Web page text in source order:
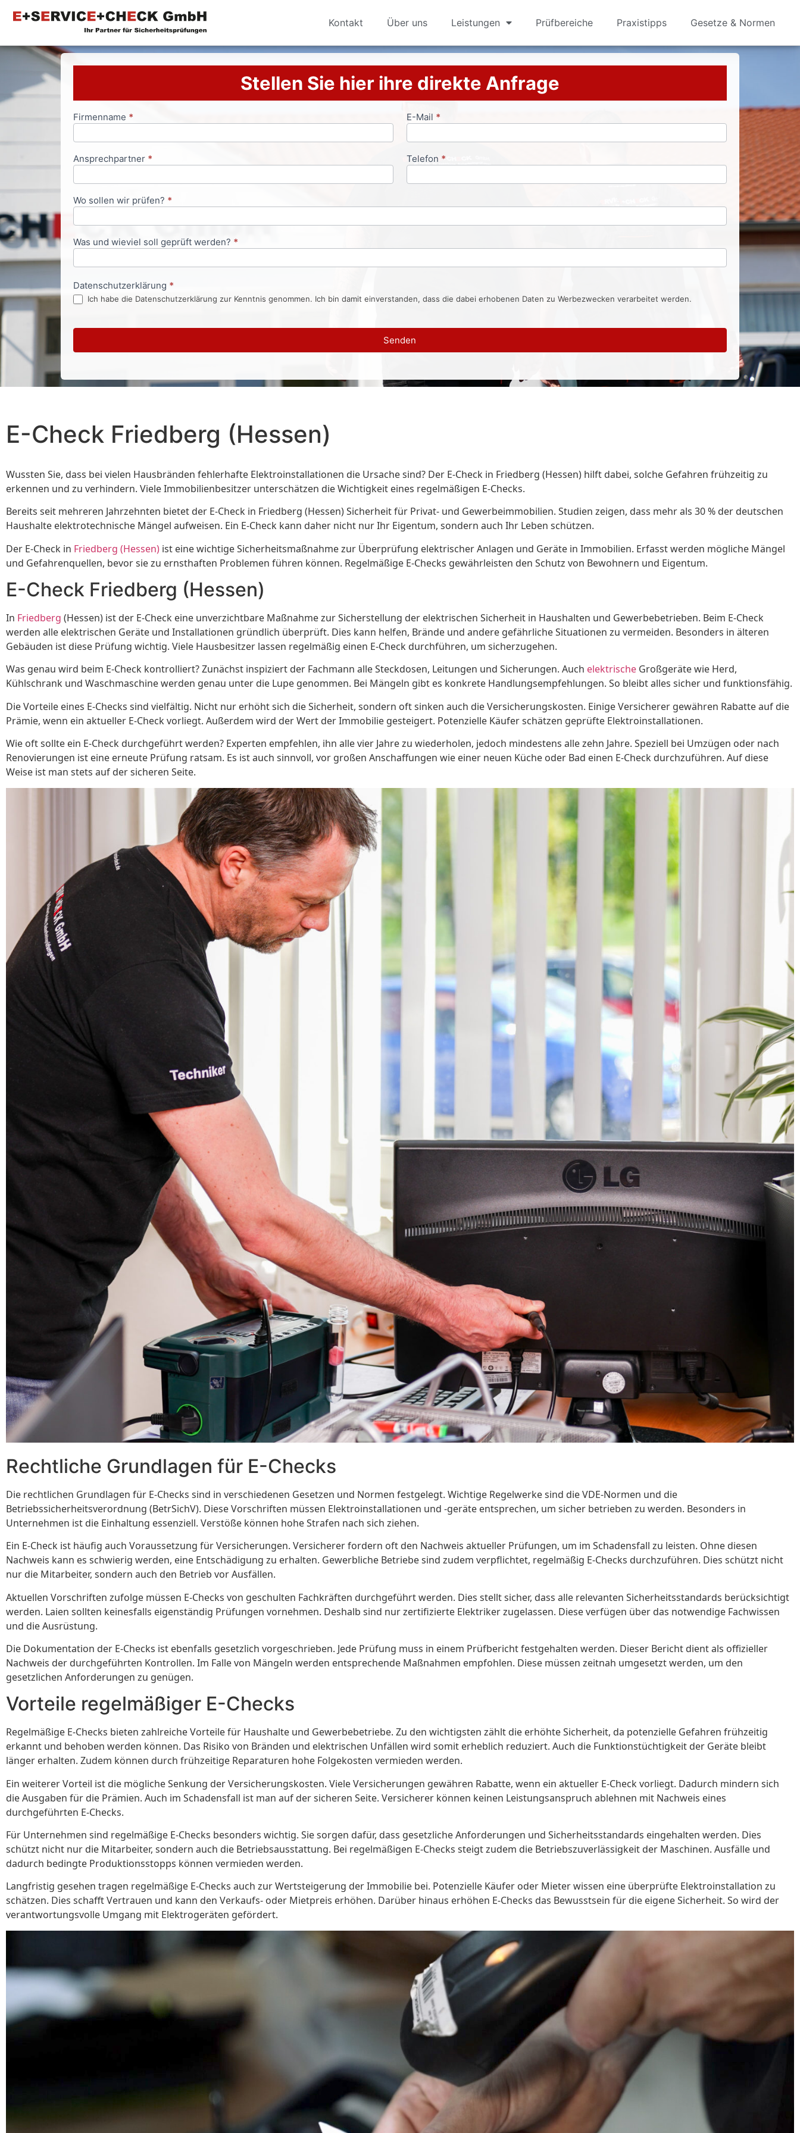
Kontakt Über uns Leistungen Prüfbereiche Praxistipps Gesetze & Normen
Stellen Sie hier ihre direkte Anfrage
Anfrageformular
Firmenname * E-Mail *
Ansprechpartner * Telefon *
Wo sollen wir prüfen? *
Was und wieviel soll geprüft werden? *
Datenschutzerklärung *
Ich habe die Datenschutzerklärung zur Kenntnis genommen. Ich bin damit einverstanden, dass die dabei erhobenen Daten zu Werbezwecken verarbeitet werden.
Senden
E-Check Friedberg (Hessen)
Wussten Sie, dass bei vielen Hausbränden fehlerhafte Elektroinstallationen die Ursache sind? Der E-Check in Friedberg (Hessen) hilft dabei, solche Gefahren frühzeitig zu
erkennen und zu verhindern. Viele Immobilienbesitzer unterschätzen die Wichtigkeit eines regelmäßigen E-Checks.
Bereits seit mehreren Jahrzehnten bietet der E-Check in Friedberg (Hessen) Sicherheit für Privat- und Gewerbeimmobilien. Studien zeigen, dass mehr als 30 % der deutschen
Haushalte elektrotechnische Mängel aufweisen. Ein E-Check kann daher nicht nur Ihr Eigentum, sondern auch Ihr Leben schützen.
Der E-Check in Friedberg (Hessen) ist eine wichtige Sicherheitsmaßnahme zur Überprüfung elektrischer Anlagen und Geräte in Immobilien. Erfasst werden mögliche Mängel
und Gefahrenquellen, bevor sie zu ernsthaften Problemen führen können. Regelmäßige E-Checks gewährleisten den Schutz von Bewohnern und Eigentum.
E-Check Friedberg (Hessen)
In Friedberg (Hessen) ist der E-Check eine unverzichtbare Maßnahme zur Sicherstellung der elektrischen Sicherheit in Haushalten und Gewerbebetrieben. Beim E-Check
werden alle elektrischen Geräte und Installationen gründlich überprüft. Dies kann helfen, Brände und andere gefährliche Situationen zu vermeiden. Besonders in älteren
Gebäuden ist diese Prüfung wichtig. Viele Hausbesitzer lassen regelmäßig einen E-Check durchführen, um sicherzugehen.
Was genau wird beim E-Check kontrolliert? Zunächst inspiziert der Fachmann alle Steckdosen, Leitungen und Sicherungen. Auch elektrische Großgeräte wie Herd,
Kühlschrank und Waschmaschine werden genau unter die Lupe genommen. Bei Mängeln gibt es konkrete Handlungsempfehlungen. So bleibt alles sicher und funktionsfähig.
Die Vorteile eines E-Checks sind vielfältig. Nicht nur erhöht sich die Sicherheit, sondern oft sinken auch die Versicherungskosten. Einige Versicherer gewähren Rabatte auf die
Prämie, wenn ein aktueller E-Check vorliegt. Außerdem wird der Wert der Immobilie gesteigert. Potenzielle Käufer schätzen geprüfte Elektroinstallationen.
Wie oft sollte ein E-Check durchgeführt werden? Experten empfehlen, ihn alle vier Jahre zu wiederholen, jedoch mindestens alle zehn Jahre. Speziell bei Umzügen oder nach
Renovierungen ist eine erneute Prüfung ratsam. Es ist auch sinnvoll, vor großen Anschaffungen wie einer neuen Küche oder Bad einen E-Check durchzuführen. Auf diese
Weise ist man stets auf der sicheren Seite.
Rechtliche Grundlagen für E-Checks
Die rechtlichen Grundlagen für E-Checks sind in verschiedenen Gesetzen und Normen festgelegt. Wichtige Regelwerke sind die VDE-Normen und die
Betriebssicherheitsverordnung (BetrSichV). Diese Vorschriften müssen Elektroinstallationen und -geräte entsprechen, um sicher betrieben zu werden. Besonders in
Unternehmen ist die Einhaltung essenziell. Verstöße können hohe Strafen nach sich ziehen.
Ein E-Check ist häufig auch Voraussetzung für Versicherungen. Versicherer fordern oft den Nachweis aktueller Prüfungen, um im Schadensfall zu leisten. Ohne diesen
Nachweis kann es schwierig werden, eine Entschädigung zu erhalten. Gewerbliche Betriebe sind zudem verpflichtet, regelmäßig E-Checks durchzuführen. Dies schützt nicht
nur die Mitarbeiter, sondern auch den Betrieb vor Ausfällen.
Aktuellen Vorschriften zufolge müssen E-Checks von geschulten Fachkräften durchgeführt werden. Dies stellt sicher, dass alle relevanten Sicherheitsstandards berücksichtigt
werden. Laien sollten keinesfalls eigenständig Prüfungen vornehmen. Deshalb sind nur zertifizierte Elektriker zugelassen. Diese verfügen über das notwendige Fachwissen
und die Ausrüstung.
Die Dokumentation der E-Checks ist ebenfalls gesetzlich vorgeschrieben. Jede Prüfung muss in einem Prüfbericht festgehalten werden. Dieser Bericht dient als offizieller
Nachweis der durchgeführten Kontrollen. Im Falle von Mängeln werden entsprechende Maßnahmen empfohlen. Diese müssen zeitnah umgesetzt werden, um den
gesetzlichen Anforderungen zu genügen.
Vorteile regelmäßiger E-Checks
Regelmäßige E-Checks bieten zahlreiche Vorteile für Haushalte und Gewerbebetriebe. Zu den wichtigsten zählt die erhöhte Sicherheit, da potenzielle Gefahren frühzeitig
erkannt und behoben werden können. Das Risiko von Bränden und elektrischen Unfällen wird somit erheblich reduziert. Auch die Funktionstüchtigkeit der Geräte bleibt
länger erhalten. Zudem können durch frühzeitige Reparaturen hohe Folgekosten vermieden werden.
Ein weiterer Vorteil ist die mögliche Senkung der Versicherungskosten. Viele Versicherungen gewähren Rabatte, wenn ein aktueller E-Check vorliegt. Dadurch mindern sich
die Ausgaben für die Prämien. Auch im Schadensfall ist man auf der sicheren Seite. Versicherer können keinen Leistungsanspruch ablehnen mit Nachweis eines
durchgeführten E-Checks.
Für Unternehmen sind regelmäßige E-Checks besonders wichtig. Sie sorgen dafür, dass gesetzliche Anforderungen und Sicherheitsstandards eingehalten werden. Dies
schützt nicht nur die Mitarbeiter, sondern auch die Betriebsausstattung. Bei regelmäßigen E-Checks steigt zudem die Betriebszuverlässigkeit der Maschinen. Ausfälle und
dadurch bedingte Produktionsstopps können vermieden werden.
Langfristig gesehen tragen regelmäßige E-Checks auch zur Wertsteigerung der Immobilie bei. Potenzielle Käufer oder Mieter wissen eine überprüfte Elektroinstallation zu
schätzen. Dies schafft Vertrauen und kann den Verkaufs- oder Mietpreis erhöhen. Darüber hinaus erhöhen E-Checks das Bewusstsein für die eigene Sicherheit. So wird der
verantwortungsvolle Umgang mit Elektrogeräten gefördert.